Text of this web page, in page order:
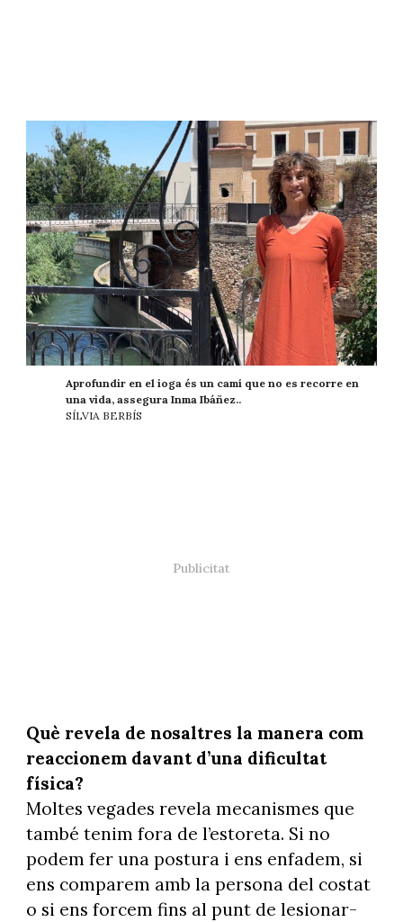
Aprofundir en el ioga és un camí que no es recorre en
una vida, assegura Inma Ibáñez..
SÍLVIA BERBÍS
Què revela de nosaltres la manera com
reaccionem davant d’una dificultat
física?
Moltes vegades revela mecanismes que
també tenim fora de l’estoreta. Si no
podem fer una postura i ens enfadem, si
ens comparem amb la persona del costat
o si ens forcem fins al punt de lesionar-